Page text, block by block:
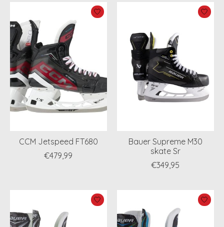
CCM Jetspeed FT680
€479,99
Bauer Supreme M30
skate Sr
€349,95